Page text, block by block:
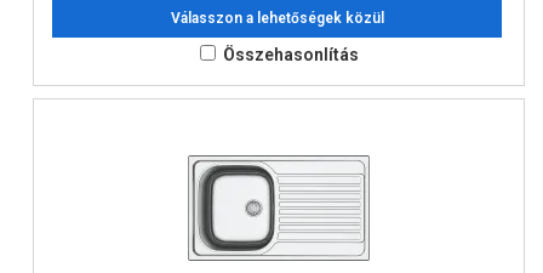
Válasszon a lehetőségek közül
Összehasonlítás